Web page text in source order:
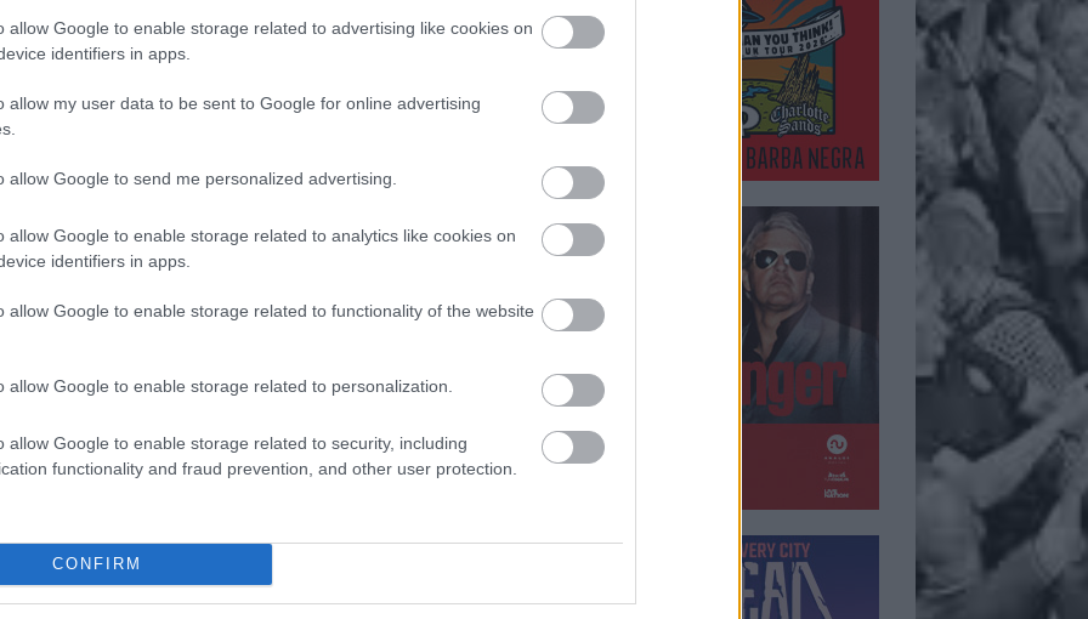
allow Google to enable storage related to advertising like cookies on
identifiers in apps.
allow my user data to be sent to Google for online advertising
allow Google to send me personalized advertising.
allow Google to enable storage related to analytics like cookies on
identifiers in apps.
allow Google to enable storage related to functionality of the website
allow Google to enable storage related to personalization.
allow Google to enable storage related to security, including
functionality and fraud prevention, and other user protection.
CONFIRM